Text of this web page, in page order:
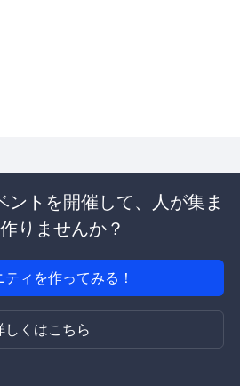
トを開催して、人が集ま
りませんか？
ティを作ってみる！
しくはこちら